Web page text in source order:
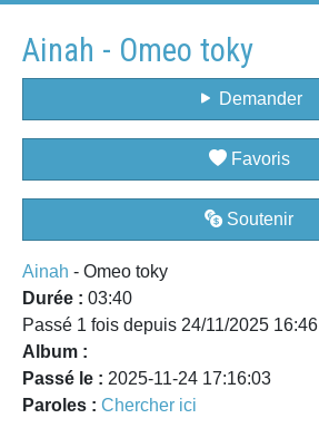
Ainah - Omeo toky
Demander
Favoris
Soutenir
Ainah - Omeo toky
Durée : 03:40
Passé 1 fois depuis 24/11/2025 16:46
Album :
Passé le : 2025-11-24 17:16:03
Paroles : Chercher ici